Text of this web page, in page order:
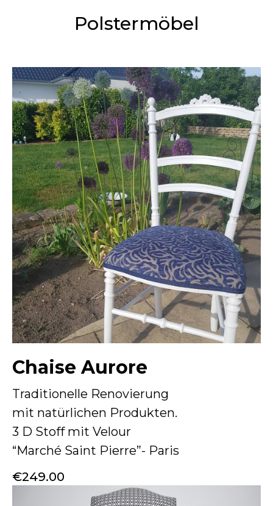
Polstermöbel
Chaise Aurore
Traditionelle Renovierung
mit natürlichen Produkten.
3 D Stoff mit Velour
“Marché Saint Pierre”- Paris
€249.00